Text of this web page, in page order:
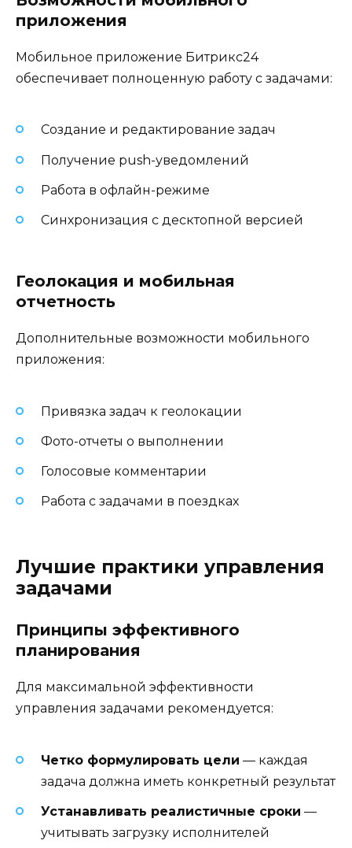
приложения
Мобильное приложение Битрикс24
обеспечивает полноценную работу с задачами:
Создание и редактирование задач
Получение push-уведомлений
Работа в офлайн-режиме
Синхронизация с десктопной версией
Геолокация и мобильная
отчетность
Дополнительные возможности мобильного
приложения:
Привязка задач к геолокации
Фото-отчеты о выполнении
Голосовые комментарии
Работа с задачами в поездках
Лучшие практики управления
задачами
Принципы эффективного
планирования
Для максимальной эффективности
управления задачами рекомендуется:
Четко формулировать цели — каждая
задача должна иметь конкретный результат
Устанавливать реалистичные сроки —
учитывать загрузку исполнителей